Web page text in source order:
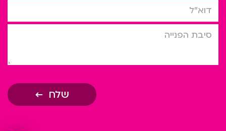
דוא”ל
סיבת הפניה
שלח